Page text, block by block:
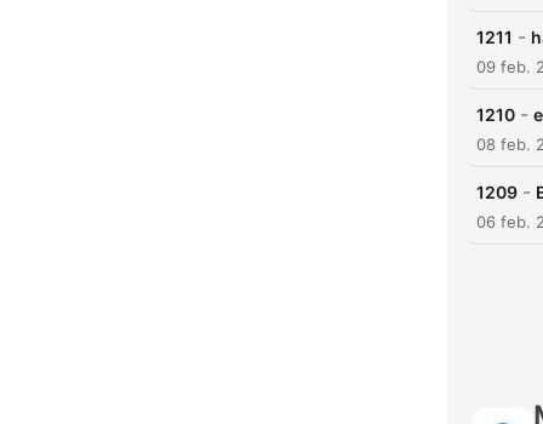
1211 -
09 feb.
1210 -
08 feb.
1209 -
06 feb.